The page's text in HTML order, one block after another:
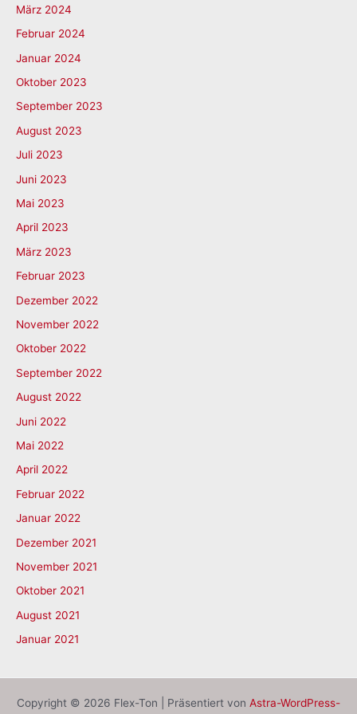
März 2024
Februar 2024
Januar 2024
Oktober 2023
September 2023
August 2023
Juli 2023
Juni 2023
Mai 2023
April 2023
März 2023
Februar 2023
Dezember 2022
November 2022
Oktober 2022
September 2022
August 2022
Juni 2022
Mai 2022
April 2022
Februar 2022
Januar 2022
Dezember 2021
November 2021
Oktober 2021
August 2021
Januar 2021
Copyright © 2026 Flex-Ton | Präsentiert von Astra-WordPress-